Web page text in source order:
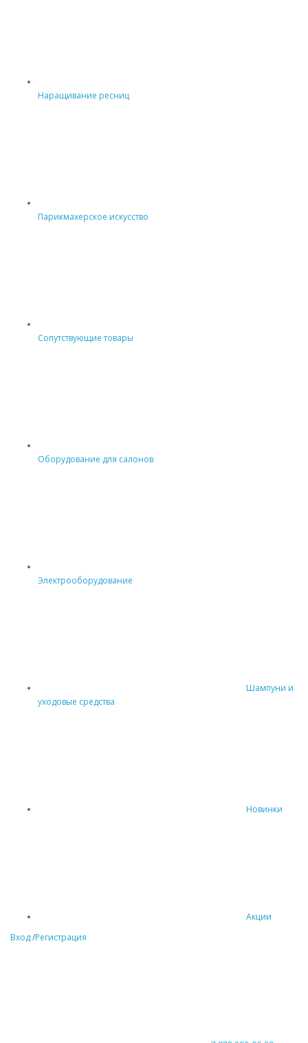
Наращивание ресниц
Парикмахерское искусство
Сопутствующие товары
Оборудование для салонов
Электрооборудование
Шампуни и
уходовые средства
Новинки
Акции
Вход/Регистрация